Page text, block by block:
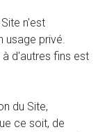
n'est
usage privé.
d'autres fins est
du Site,
ce soit, de